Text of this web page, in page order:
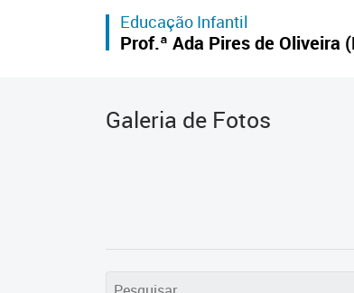
Educação Infantil
Prof.ª Ada Pires de Oliveira
Galeria de Fotos